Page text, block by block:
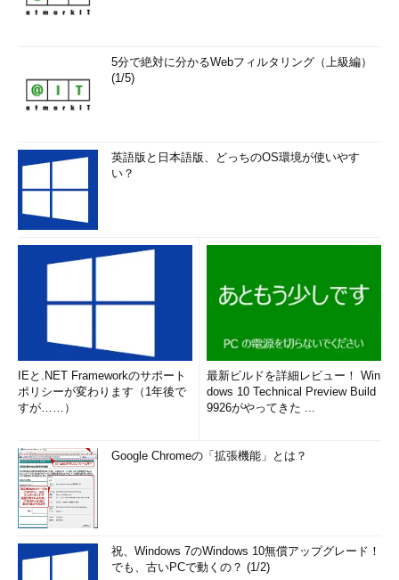
5分で絶対に分かるWebフィルタリング（上級編）
(1/5)
英語版と日本語版、どっちのOS環境が使いやす
い？
IEと.NET Frameworkのサポート
ポリシーが変わります（1年後で
すが……）
最新ビルドを詳細レビュー！ Win
dows 10 Technical Preview Build
9926がやってきた ...
Google Chromeの「拡張機能」とは？
祝、Windows 7のWindows 10無償アップグレード！
でも、古いPCで動くの？ (1/2)